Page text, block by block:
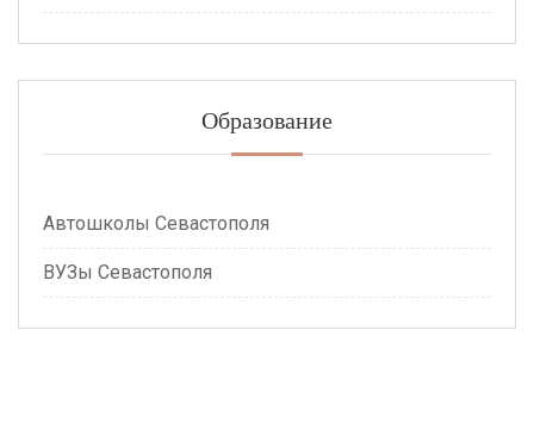
Образование
Автошколы Севастополя
ВУЗы Севастополя